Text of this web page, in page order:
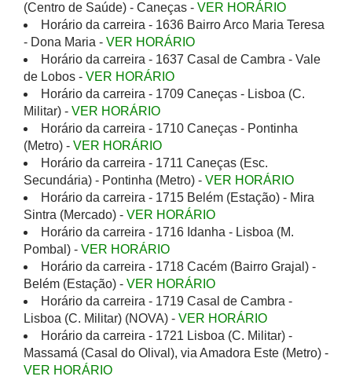
(Centro de Saúde) - Caneças - VER HORÁRIO
Horário da carreira - 1636 Bairro Arco Maria Teresa
- Dona Maria - VER HORÁRIO
Horário da carreira - 1637 Casal de Cambra - Vale
de Lobos - VER HORÁRIO
Horário da carreira - 1709 Caneças - Lisboa (C.
Militar) - VER HORÁRIO
Horário da carreira - 1710 Caneças - Pontinha
(Metro) - VER HORÁRIO
Horário da carreira - 1711 Caneças (Esc.
Secundária) - Pontinha (Metro) - VER HORÁRIO
Horário da carreira - 1715 Belém (Estação) - Mira
Sintra (Mercado) - VER HORÁRIO
Horário da carreira - 1716 Idanha - Lisboa (M.
Pombal) - VER HORÁRIO
Horário da carreira - 1718 Cacém (Bairro Grajal) -
Belém (Estação) - VER HORÁRIO
Horário da carreira - 1719 Casal de Cambra -
Lisboa (C. Militar) (NOVA) - VER HORÁRIO
Horário da carreira - 1721 Lisboa (C. Militar) -
Massamá (Casal do Olival), via Amadora Este (Metro) -
VER HORÁRIO